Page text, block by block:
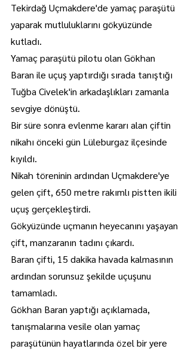
Tekirdağ Uçmakdere'de yamaç paraşütü
yaparak mutluluklarını gökyüzünde
kutladı.
Yamaç paraşütü pilotu olan Gökhan
Baran ile uçuş yaptırdığı sırada tanıştığı
Tuğba Civelek'in arkadaşlıkları zamanla
sevgiye dönüştü.
Bir süre sonra evlenme kararı alan çiftin
nikahı önceki gün Lüleburgaz ilçesinde
kıyıldı.
Nikah töreninin ardından Uçmakdere'ye
gelen çift, 650 metre rakımlı pistten ikili
uçuş gerçekleştirdi.
Gökyüzünde uçmanın heyecanını yaşayan
çift, manzaranın tadını çıkardı.
Baran çifti, 15 dakika havada kalmasının
ardından sorunsuz şekilde uçuşunu
tamamladı.
Gökhan Baran yaptığı açıklamada,
tanışmalarına vesile olan yamaç
paraşütünün hayatlarında özel bir yere